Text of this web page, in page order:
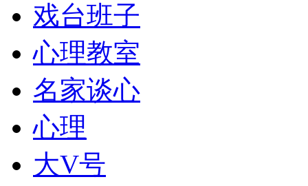
戏台班子
心理教室
名家谈心
心理
大V号